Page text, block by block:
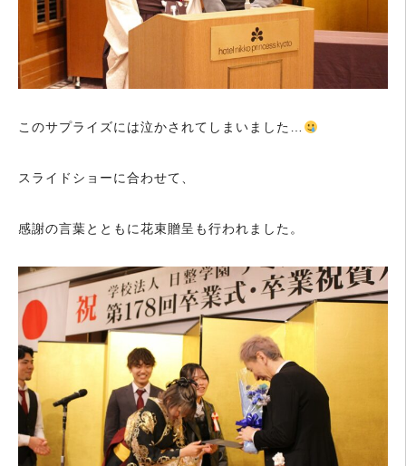
このサプライズには泣かされてしまいました…
スライドショーに合わせて、
感謝の言葉とともに花束贈呈も行われました。